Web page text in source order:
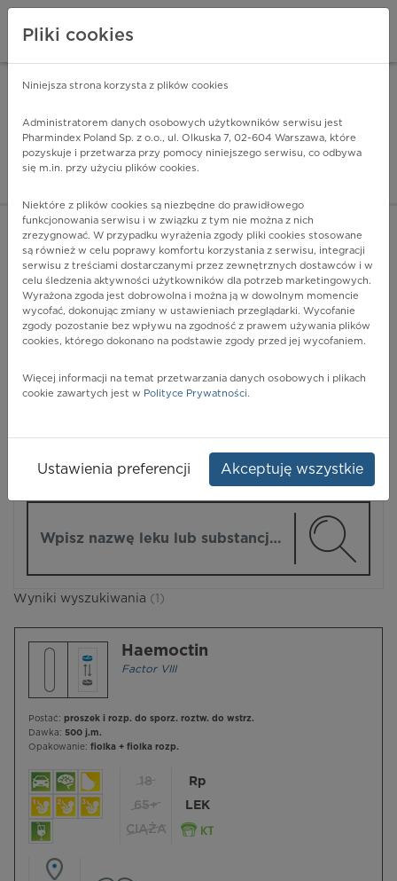
Pharmindex - lider
ZALOGUJ SIĘ
POKAŻ FILTRY
Pharmindex
Wyniki wyszukiwania (1)
Haemoctin
Factor VIII
Postać: proszek i rozp. do sporz. roztw. do wstrz.
Dawka: 500 j.m.
Opakowanie: fiolka + fiolka rozp.
18
65+
CIĄŻA
Rp
LEK
Pliki cookies
Niniejsza strona korzysta z plików cookies
Administratorem danych osobowych użytkowników serwisu jest
Pharmindex Poland Sp. z o.o., ul. Olkuska 7, 02-604 Warszawa, które
pozyskuje i przetwarza przy pomocy niniejszego serwisu, co odbywa
się m.in. przy użyciu plików cookies.
Niektóre z plików cookies są niezbędne do prawidłowego
funkcjonowania serwisu i w związku z tym nie można z nich
zrezygnować. W przypadku wyrażenia zgody pliki cookies stosowane
są również w celu poprawy komfortu korzystania z serwisu, integracji
serwisu z treściami dostarczanymi przez zewnętrznych dostawców i w
celu śledzenia aktywności użytkowników dla potrzeb marketingowych.
Wyrażona zgoda jest dobrowolna i można ją w dowolnym momencie
wycofać, dokonując zmiany w ustawieniach przeglądarki. Wycofanie
zgody pozostanie bez wpływu na zgodność z prawem używania plików
cookies, którego dokonano na podstawie zgody przed jej wycofaniem.
Więcej informacji na temat przetwarzania danych osobowych i plikach
cookie zawartych jest w Polityce Prywatności.
Ustawienia preferencji Akceptuję wszystkie
ZA DARMO - w Google Play INSTALUJ